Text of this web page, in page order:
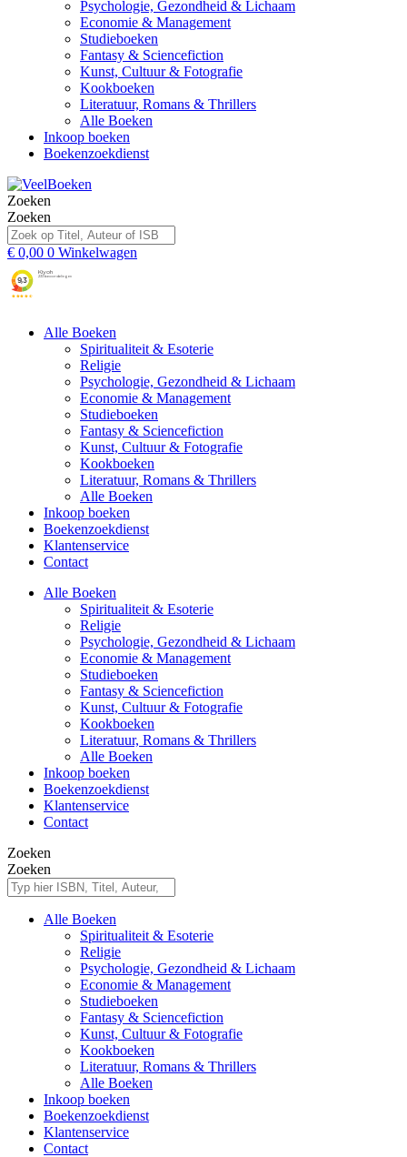
Psychologie, Gezondheid & Lichaam
Economie & Management
Studieboeken
Fantasy & Sciencefiction
Kunst, Cultuur & Fotografie
Kookboeken
Literatuur, Romans & Thrillers
Alle Boeken
Inkoop boeken
Boekenzoekdienst
Zoeken
Zoeken
€ 0,00 0 Winkelwagen
Alle Boeken
Spiritualiteit & Esoterie
Religie
Psychologie, Gezondheid & Lichaam
Economie & Management
Studieboeken
Fantasy & Sciencefiction
Kunst, Cultuur & Fotografie
Kookboeken
Literatuur, Romans & Thrillers
Alle Boeken
Inkoop boeken
Boekenzoekdienst
Klantenservice
Contact
Alle Boeken
Spiritualiteit & Esoterie
Religie
Psychologie, Gezondheid & Lichaam
Economie & Management
Studieboeken
Fantasy & Sciencefiction
Kunst, Cultuur & Fotografie
Kookboeken
Literatuur, Romans & Thrillers
Alle Boeken
Inkoop boeken
Boekenzoekdienst
Klantenservice
Contact
Zoeken
Zoeken
Alle Boeken
Spiritualiteit & Esoterie
Religie
Psychologie, Gezondheid & Lichaam
Economie & Management
Studieboeken
Fantasy & Sciencefiction
Kunst, Cultuur & Fotografie
Kookboeken
Literatuur, Romans & Thrillers
Alle Boeken
Inkoop boeken
Boekenzoekdienst
Klantenservice
Contact